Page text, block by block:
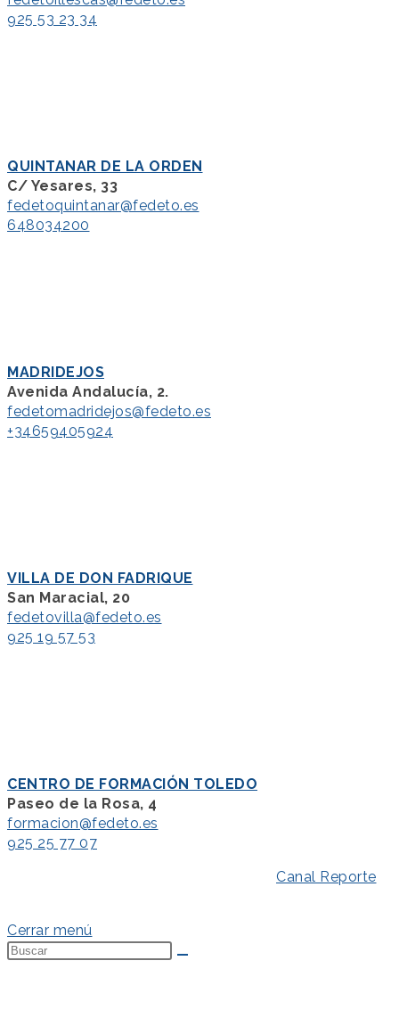
925 53 23 34
QUINTANAR DE LA ORDEN
C/ Yesares, 33
fedetoquintanar@fedeto.es
648034200
MADRIDEJOS
Avenida Andalucía, 2.
fedetomadridejos@fedeto.es
+34659405924
VILLA DE DON FADRIQUE
San Maracial, 20
fedetovilla@fedeto.es
925 19 57 53
CENTRO DE FORMACIÓN TOLEDO
Paseo de la Rosa, 4
formacion@fedeto.es
925 25 77 07
Canal Reporte
Cerrar menú